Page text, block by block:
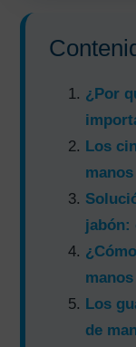
¿Por
Los
jabón:
Los
de